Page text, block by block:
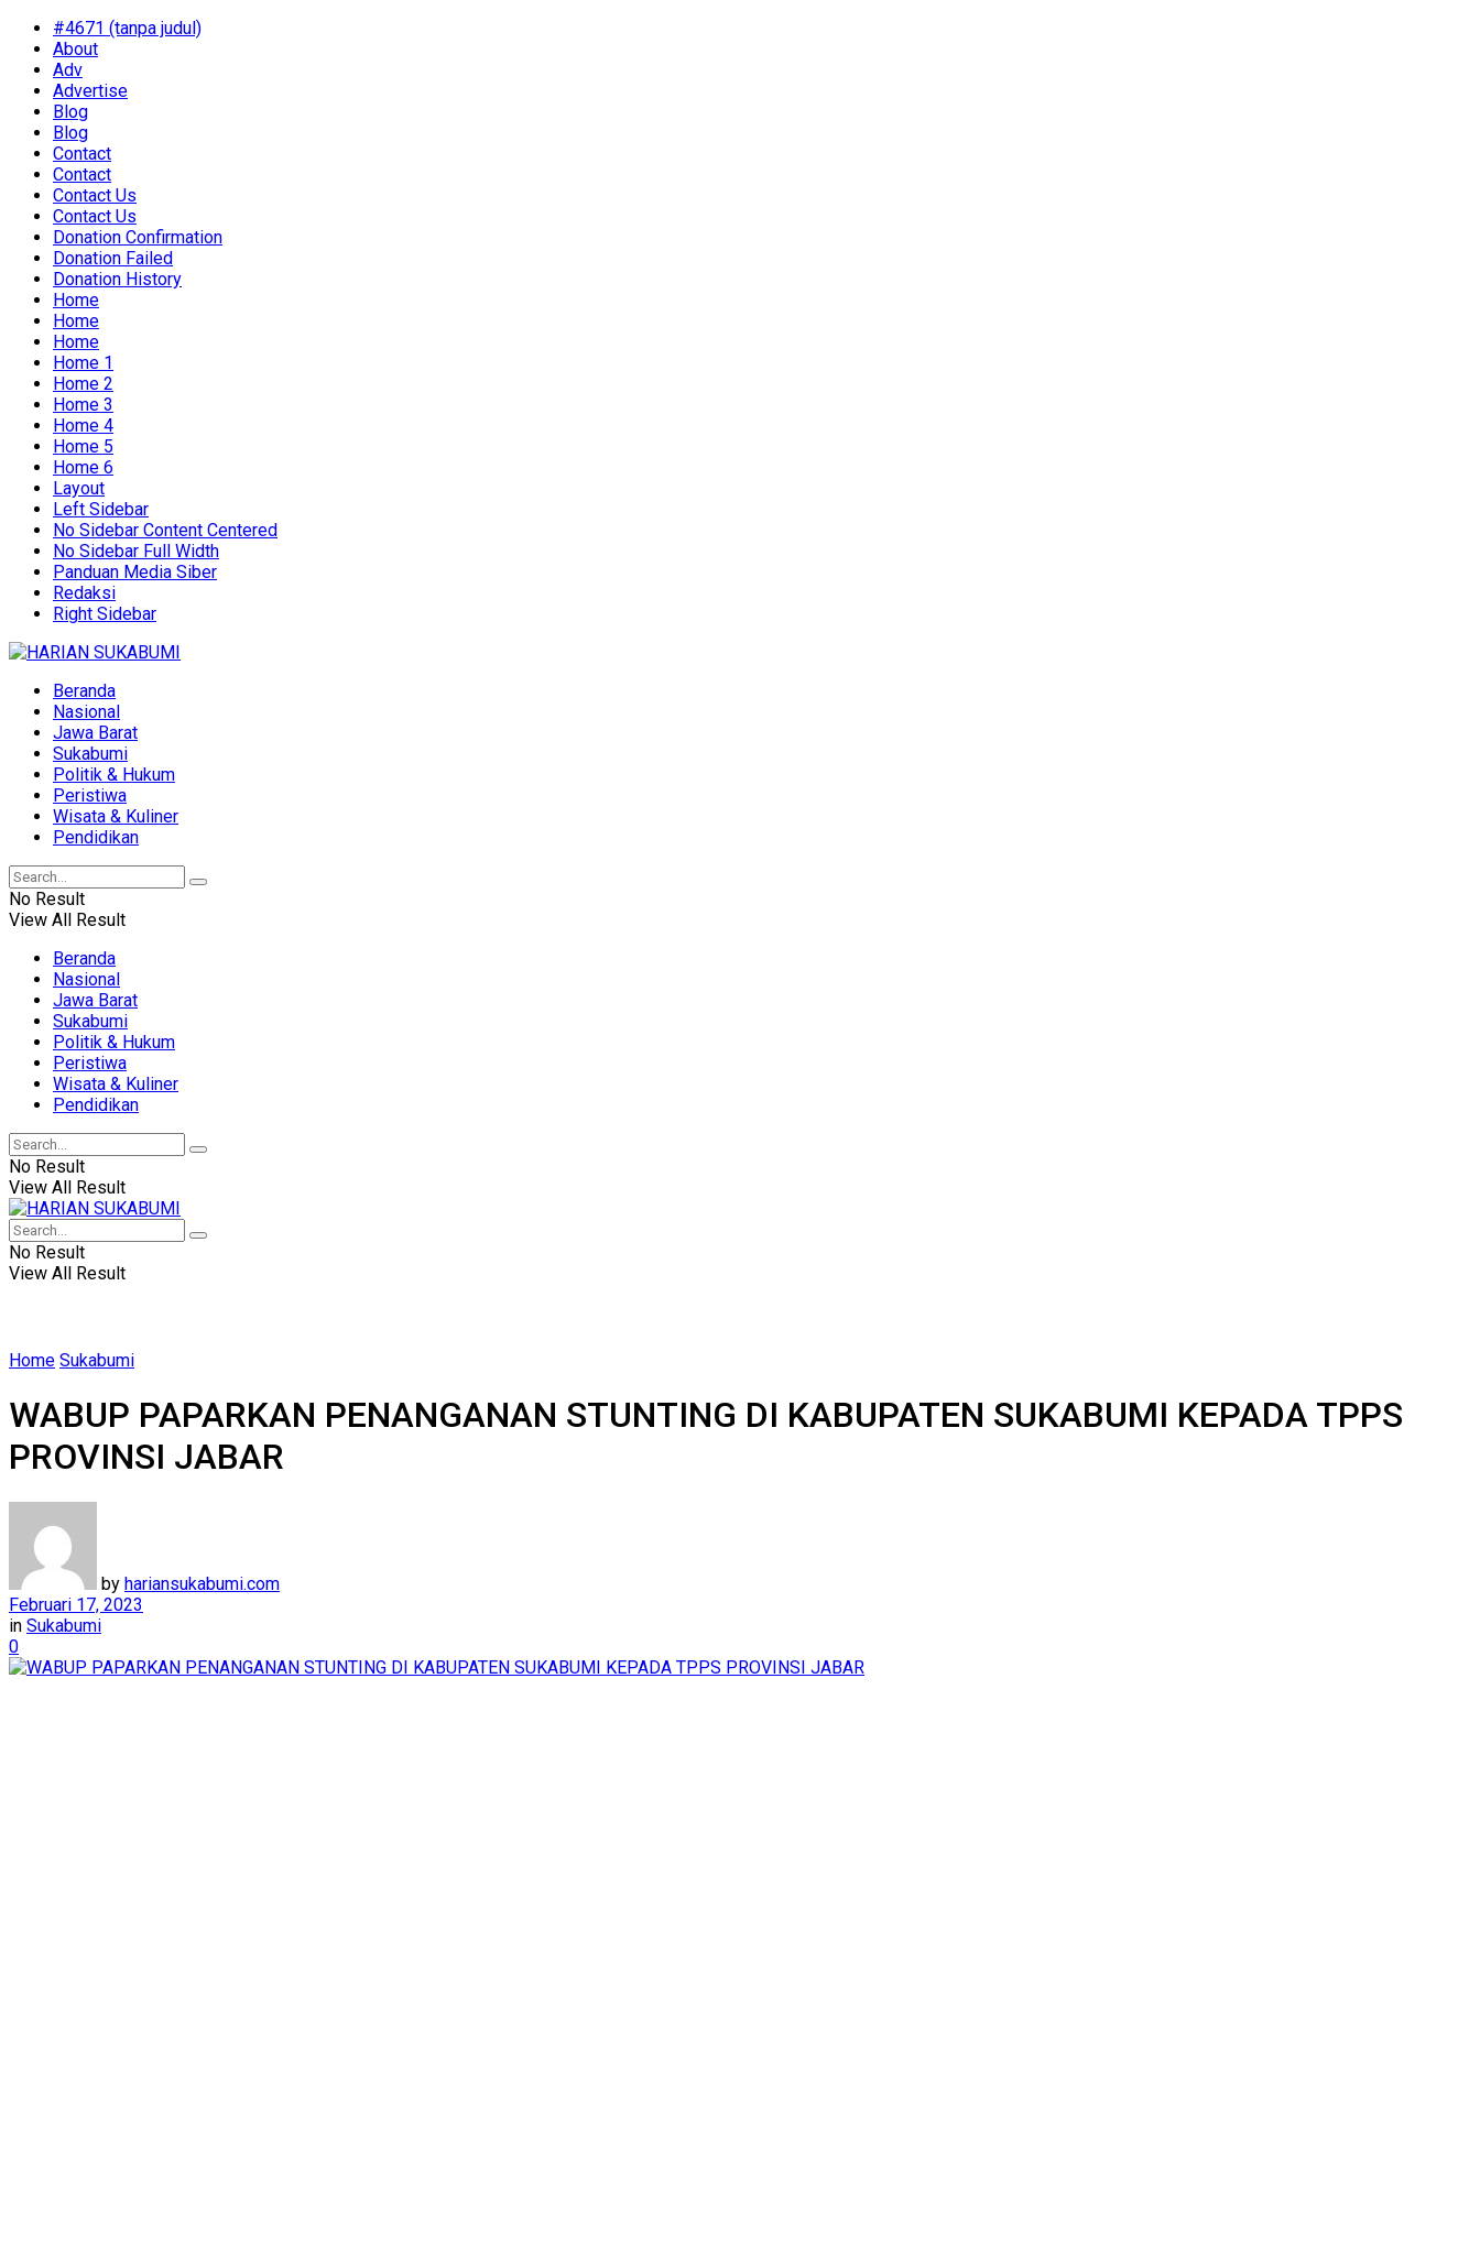
#4671 (tanpa judul)
About
Adv
Advertise
Blog
Blog
Contact
Contact
Contact Us
Contact Us
Donation Confirmation
Donation Failed
Donation History
Home
Home
Home
Home 1
Home 2
Home 3
Home 4
Home 5
Home 6
Layout
Left Sidebar
No Sidebar Content Centered
No Sidebar Full Width
Panduan Media Siber
Redaksi
Right Sidebar
Beranda
Nasional
Jawa Barat
Sukabumi
Politik & Hukum
Peristiwa
Wisata & Kuliner
Pendidikan
No Result
View All Result
Beranda
Nasional
Jawa Barat
Sukabumi
Politik & Hukum
Peristiwa
Wisata & Kuliner
Pendidikan
No Result
View All Result
No Result
View All Result
Home Sukabumi
WABUP PAPARKAN PENANGANAN STUNTING DI KABUPATEN SUKABUMI KEPADA TPPS
PROVINSI JABAR
by hariansukabumi.com
Februari 17, 2023
in Sukabumi
0